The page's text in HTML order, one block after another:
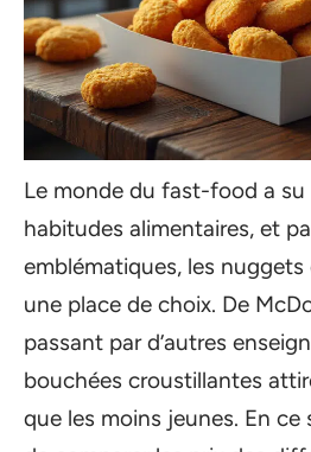
Le monde du fast-food a su
habitudes alimentaires, et
emblématiques, les
une place de choix. De
passant par d’autres
bouchées croustillantes
que les moins jeunes. En ce